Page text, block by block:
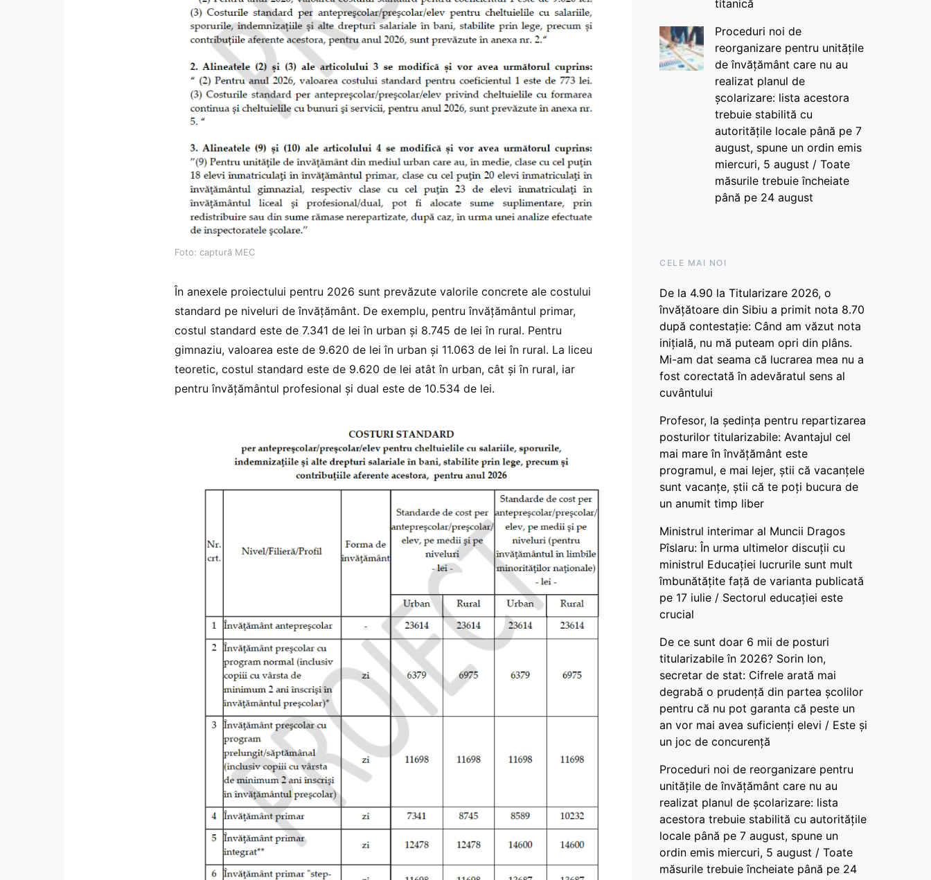
Foto: captură MEC
În anexele proiectului pentru 2026 sunt prevăzute valorile concrete ale costului
standard pe niveluri de învățământ. De exemplu, pentru învățământul primar,
costul standard este de 7.341 de lei în urban și 8.745 de lei în rural. Pentru
gimnaziu, valoarea este de 9.620 de lei în urban și 11.063 de lei în rural. La liceu
teoretic, costul standard este de 9.620 de lei atât în urban, cât și în rural, iar
pentru învățământul profesional și dual este de 10.534 de lei.
titanică
Proceduri noi de
reorganizare pentru unitățile
de învățământ care nu au
realizat planul de
școlarizare: lista acestora
trebuie stabilită cu
autoritățile locale până pe 7
august, spune un ordin emis
miercuri, 5 august / Toate
măsurile trebuie încheiate
până pe 24 august
CELE MAI NOI
De la 4.90 la Titularizare 2026, o
învățătoare din Sibiu a primit nota 8.70
după contestație: Când am văzut nota
inițială, nu mă puteam opri din plâns.
Mi-am dat seama că lucrarea mea nu a
fost corectată în adevăratul sens al
cuvântului
Profesor, la ședința pentru repartizarea
posturilor titularizabile: Avantajul cel
mai mare în învățământ este
programul, e mai lejer, știi că vacanțele
sunt vacanţe, știi că te poți bucura de
un anumit timp liber
Ministrul interimar al Muncii Dragos
Pîslaru: În urma ultimelor discuții cu
ministrul Educației lucrurile sunt mult
îmbunătățite față de varianta publicată
pe 17 iulie / Sectorul educației este
crucial
De ce sunt doar 6 mii de posturi
titularizabile în 2026? Sorin Ion,
secretar de stat: Cifrele arată mai
degrabă o prudență din partea școlilor
pentru că nu pot garanta că peste un
an vor mai avea suficienți elevi / Este și
un joc de concurență
Proceduri noi de reorganizare pentru
unitățile de învățământ care nu au
realizat planul de școlarizare: lista
acestora trebuie stabilită cu autoritățile
locale până pe 7 august, spune un
ordin emis miercuri, 5 august / Toate
măsurile trebuie încheiate până pe 24